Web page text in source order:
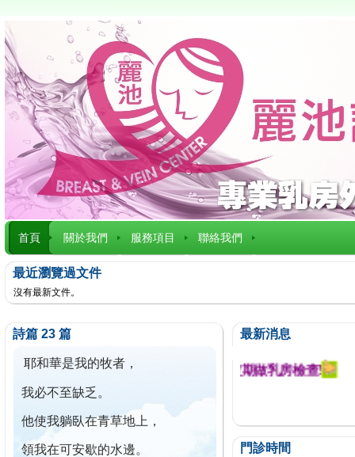
首頁 關於我們 服務項目 聯絡我們
最近瀏覽過文件
沒有最新文件。
詩篇 23 篇
耶和華是我的牧者，
我必不至缺乏。
他使我躺臥在青草地上，
領我在可安歇的水邊。
最新消息
今已篩檢出1700位乳癌患者,提醒您定期做乳房檢查!
門診時間